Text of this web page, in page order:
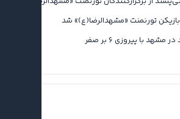
تورنمنت «مشهدالرضا(ع)» شد
با پیروزی ۶ بر صفر